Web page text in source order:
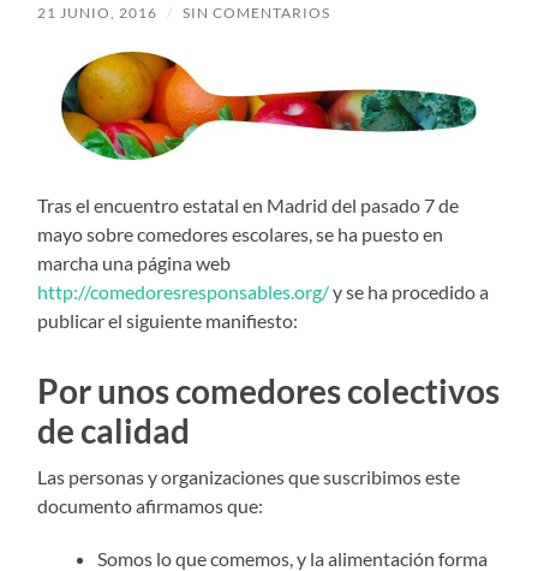
21 JUNIO, 2016 / SIN COMENTARIOS
Tras el encuentro estatal en Madrid del pasado 7 de
mayo sobre comedores escolares, se ha puesto en
marcha una página web
http://comedoresresponsables.org/y se ha procedido a
publicar el siguiente manifiesto:
Por unos comedores colectivos
de calidad
Las personas y organizaciones que suscribimos este
documento afirmamos que:
Somos lo que comemos, y la alimentación forma